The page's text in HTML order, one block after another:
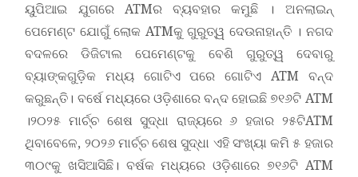
ୟୁପିଆଇ ଯୁଗରେ ATMର ବ୍ୟବହାର କମୁଛି । ଅନଲାଇନ୍
ପେମେଣ୍ଟ ଯୋଗୁଁ ଲୋକ ATMକୁ ଗୁରୁତ୍ୱ ଦେଉନାହାନ୍ତି । ନଗଦ
ବଦଳରେ ଡିଜିଟାଲ ପେମେଣ୍ଟକୁ ବେଶି ଗୁରୁତ୍ୱ ଦେବାରୁ
ବ୍ୟାଙ୍କଗୁଡ଼ିକ ମଧ୍ୟ ଗୋଟିଏ ପରେ ଗୋଟିଏ ATM ବନ୍ଦ
କରୁଛନ୍ତି। ବର୍ଷେ ମଧ୍ୟରେ ଓଡ଼ିଶାରେ ବନ୍ଦ ହୋଇଛି ୭୧୬ଟି ATM
।୨୦୨୫ ମାର୍ଚ୍ଚ ଶେଷ ସୁଦ୍ଧା ରାଜ୍ୟରେ ୬ ହଜାର ୨୫ଟିATM
ଥିବାବେଳେ, ୨୦୨୬ ମାର୍ଚ୍ଚ ଶେଷ ସୁଦ୍ଧା ଏହି ସଂଖ୍ୟା କମି ୫ ହଜାର
୩୦୯କୁ ଖସିଆସିଛି। ବର୍ଷକ ମଧ୍ୟରେ ଓଡ଼ିଶାରେ ୭୧୬ଟି ATM